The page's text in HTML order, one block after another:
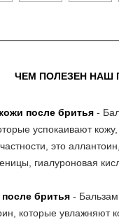
ЧЕМ ПОЛЕЗЕН НАШ
после бритья -
успокаивают
это
гиалуроновая
бритья -
которые увлажняют